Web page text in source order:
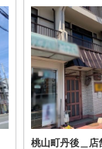
桃山町丹後＿店